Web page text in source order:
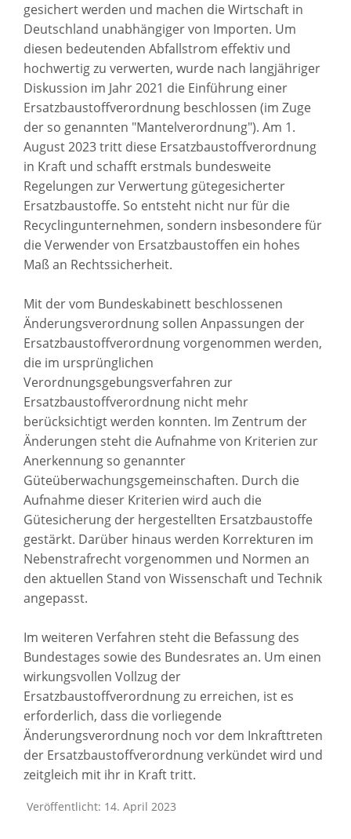
gesichert werden und machen die Wirtschaft in
Deutschland unabhängiger von Importen. Um
diesen bedeutenden Abfallstrom effektiv und
hochwertig zu verwerten, wurde nach langjähriger
Diskussion im Jahr 2021 die Einführung einer
Ersatzbaustoffverordnung beschlossen (im Zuge
der so genannten "Mantelverordnung"). Am 1.
August 2023 tritt diese Ersatzbaustoffverordnung
in Kraft und schafft erstmals bundesweite
Regelungen zur Verwertung gütegesicherter
Ersatzbaustoffe. So entsteht nicht nur für die
Recyclingunternehmen, sondern insbesondere für
die Verwender von Ersatzbaustoffen ein hohes
Maß an Rechtssicherheit.
Mit der vom Bundeskabinett beschlossenen
Änderungsverordnung sollen Anpassungen der
Ersatzbaustoffverordnung vorgenommen werden,
die im ursprünglichen
Verordnungsgebungsverfahren zur
Ersatzbaustoffverordnung nicht mehr
berücksichtigt werden konnten. Im Zentrum der
Änderungen steht die Aufnahme von Kriterien zur
Anerkennung so genannter
Güteüberwachungsgemeinschaften. Durch die
Aufnahme dieser Kriterien wird auch die
Gütesicherung der hergestellten Ersatzbaustoffe
gestärkt. Darüber hinaus werden Korrekturen im
Nebenstrafrecht vorgenommen und Normen an
den aktuellen Stand von Wissenschaft und Technik
angepasst.
Im weiteren Verfahren steht die Befassung des
Bundestages sowie des Bundesrates an. Um einen
wirkungsvollen Vollzug der
Ersatzbaustoffverordnung zu erreichen, ist es
erforderlich, dass die vorliegende
Änderungsverordnung noch vor dem Inkrafttreten
der Ersatzbaustoffverordnung verkündet wird und
zeitgleich mit ihr in Kraft tritt.
Veröffentlicht: 14. April 2023